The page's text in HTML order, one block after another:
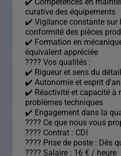
curative des équipements
✔️ Vigilance constante sur
conformité des pièces
✔️ Formation en
équivalent appréciée
???? Vos qualités :
✔️ Rigueur et sens du détail
✔️ Autonomie et esprit
✔️ Réactivité et capacité à
problèmes techniques
✔️ Engagement dans la
???? Ce que nous vous
???? Contrat : CDI
???? Prise de poste : Dès
???? Salaire : 16 € / heure